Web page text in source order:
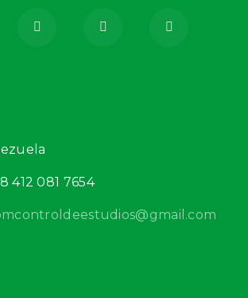
412 081 7654